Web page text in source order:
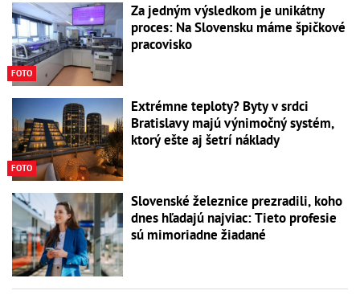
FOTO
Za jedným výsledkom je unikátny
proces: Na Slovensku máme špičkové
pracovisko
FOTO
Extrémne teploty? Byty v srdci
Bratislavy majú výnimočný systém,
ktorý ešte aj šetrí náklady
Slovenské železnice prezradili, koho
dnes hľadajú najviac: Tieto profesie
sú mimoriadne žiadané